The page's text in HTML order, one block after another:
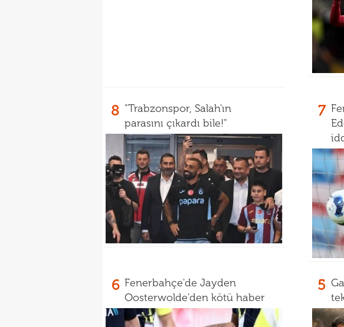
8 "Trabzonspor, Salah'ın
parasını çıkardı bile!"
7
6 Fenerbahçe'de Jayden
Oosterwolde'den kötü haber
5